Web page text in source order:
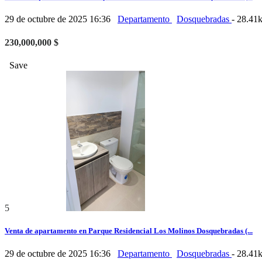
29 de octubre de 2025 16:36 Departamento Dosquebradas -
230,000,000 $
Save
5
Venta de apartamento en Parque Residencial Los Molinos Dosquebradas (...
29 de octubre de 2025 16:36 Departamento Dosquebradas -